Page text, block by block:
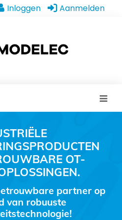
Inloggen Aanmelden
OT-
partner op
van robuuste